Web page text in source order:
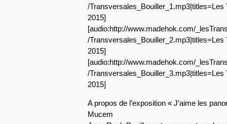
/
2015]
[audio:http://www.madehok.com/
/
2015]
[audio:http://www.madehok.com/
/
2015]
A propos de l’exposition « J’aime les
Mucem